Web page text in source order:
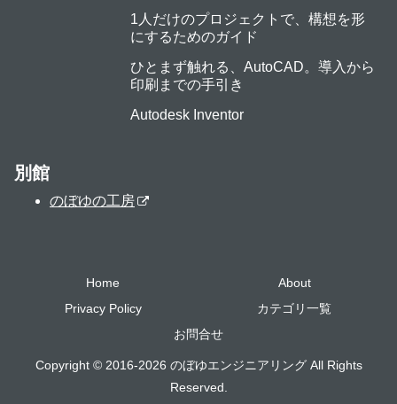
1人だけのプロジェクトで、構想を形
にするためのガイド
ひとまず触れる、AutoCAD。導入から
印刷までの手引き
Autodesk Inventor
別館
のぼゆの工房
Home
About
Privacy Policy
カテゴリ一覧
お問合せ
Copyright © 2016-2026 のぼゆエンジニアリング All Rights
Reserved.